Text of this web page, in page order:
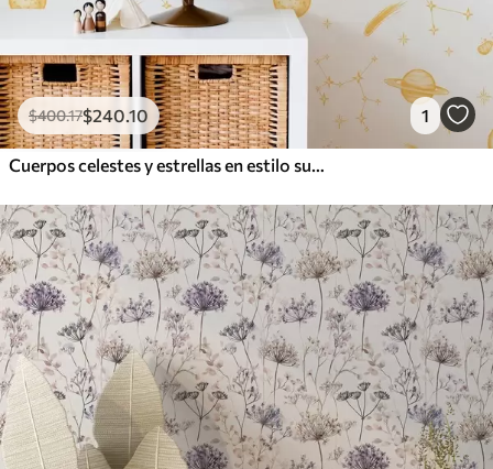
$400.17$240.10 1
Cuerpos celestes y estrellas en estilo suave